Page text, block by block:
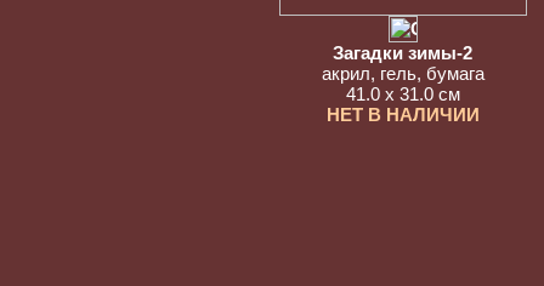
Загадки зимы-2
акрил, гель, бумага
41.0 x 31.0 см
НЕТ В НАЛИЧИИ